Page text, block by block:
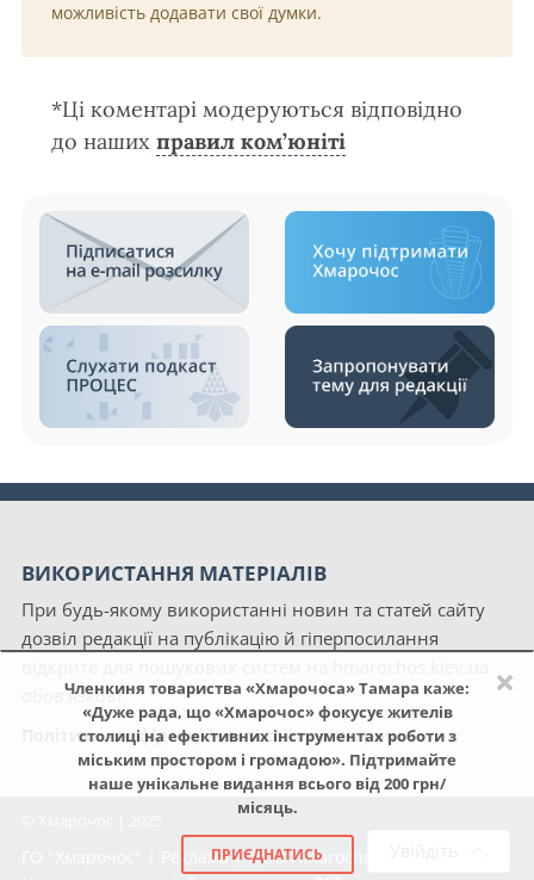
×
Членкиня товариства «Хмарочоса» Тамара каже:
«Дуже рада, що «Хмарочос» фокусує жителів
столиці на ефективних інструментах роботи з
міським простором і громадою». Підтримайте
наше унікальне видання всього від 200 грн/
місяць.
ПРИЄДНАТИСЬ
можливість додавати свої думки.
*Ці коментарі модеруються відповідно
до наших правил ком’юніті
ВИКОРИСТАННЯ МАТЕРІАЛІВ
При будь-якому використанні новин та статей сайту
дозвіл редакції на публікацію й гіперпосилання
обов'язкові.
Політика конфіденційності сайту «Хмарочос»
Реклама|NGO Hmarochos